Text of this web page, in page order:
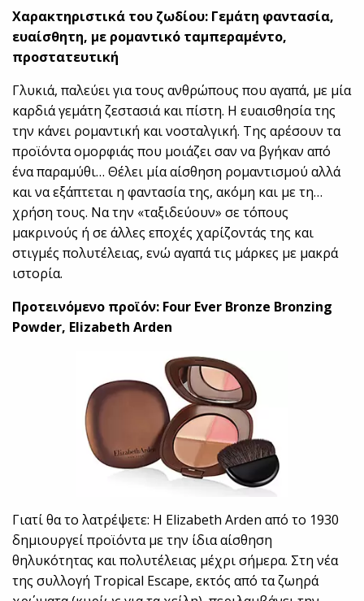
Χαρακτηριστικά του ζωδίου: Γεμάτη φαντασία,
ευαίσθητη, με ρομαντικό ταμπεραμέντο,
προστατευτική
Γλυκιά, παλεύει για τους ανθρώπους που αγαπά, με μία
καρδιά γεμάτη ζεστασιά και πίστη. Η ευαισθησία της
την κάνει ρομαντική και νοσταλγική. Της αρέσουν τα
προϊόντα ομορφιάς που μοιάζει σαν να βγήκαν από
ένα παραμύθι… Θέλει μία αίσθηση ρομαντισμού αλλά
και να εξάπτεται η φαντασία της, ακόμη και με τη…
χρήση τους. Να την «ταξιδεύουν» σε τόπους
μακρινούς ή σε άλλες εποχές χαρίζοντάς της και
στιγμές πολυτέλειας, ενώ αγαπά τις μάρκες με μακρά
ιστορία.
Προτεινόμενο προϊόν: Four Ever Bronze Bronzing
Powder, Elizabeth Arden
Γιατί θα το λατρέψετε: Η Elizabeth Arden από το 1930
δημιουργεί προϊόντα με την ίδια αίσθηση
θηλυκότητας και πολυτέλειας μέχρι σήμερα. Στη νέα
της συλλογή Tropical Escape, εκτός από τα ζωηρά